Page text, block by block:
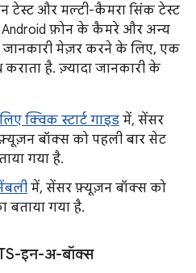
टेस्ट और मल्टी-कैमरा सिंक टेस्ट
Android फ़ोन के कैमरे और अन्य
मेज़र करने के लिए, एक
है. ज़्यादा जानकारी के
क्विक स्टार्ट गाइड में, सेंसर
बॉक्स को पहली बार सेट
गया है.
में, सेंसर फ़्यूज़न बॉक्स को
गया है.
इन-अ-बॉक्स